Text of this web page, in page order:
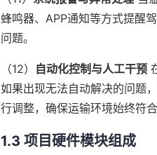
蜂鸣器、APP通知等方式提醒
问题。
（12） 自动化控制与人工干预
如果出现无法自动解决的问题
行调整，确保运输环境始终符合
1.3 项目硬件模块组成